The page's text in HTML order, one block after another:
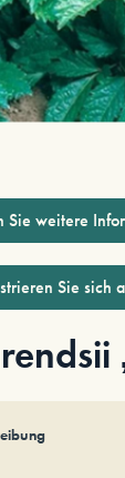
Sie weitere
Sie sich